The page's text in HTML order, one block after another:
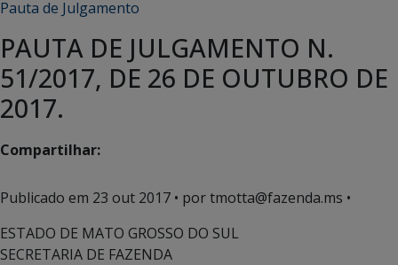
Pauta de Julgamento
PAUTA DE JULGAMENTO N.
51/2017, DE 26 DE OUTUBRO DE
2017.
Compartilhar:
Publicado em 23 out 2017 • por tmotta@fazenda.ms •
ESTADO DE MATO GROSSO DO SUL
SECRETARIA DE FAZENDA